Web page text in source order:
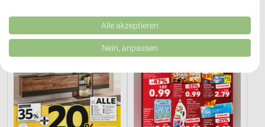
Kombinationen von Daten aus verschiedenen Quellen. Entwicklung und
Verbesserung der Angebote. Verwendung reduzierter Daten zur Auswahl
von Inhalten.
Daten können außerhalb der Europäischen Union weitergegeben und in die
USA gesendet werden.
Website/App.
Partnerliste anzeigen (1 IAB-Anbieter)
Wir nutzen Ihre Daten für folgende Zwecke:
IAB-Verarbeitungszwecke:
Alle akzeptieren
Nein, anpassen